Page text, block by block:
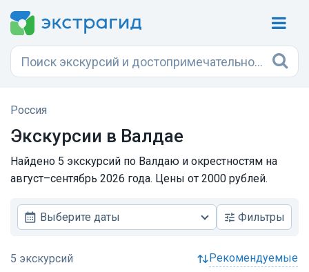
Россия
Экскурсии в Валдае
Найдено 5 экскурсий по Валдаю и окрестностям на
август–сентябрь 2026 года. Цены от 2000 рублей.
Выберите даты Фильтры
рекомендуемые